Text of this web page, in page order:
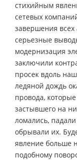
стихийным
сетевых
завершения
серьезные
модернизация
заключили
просек вдоль
ледяной дождь
провода,
застывшего на
ломались,
обрывали их.
явление больше
подобному